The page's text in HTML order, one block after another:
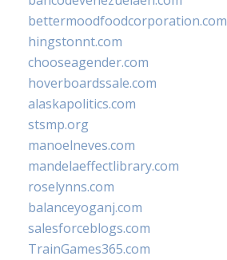
bettermoodfoodcorporation.com
hingstonnt.com
chooseagender.com
hoverboardssale.com
alaskapolitics.com
stsmp.org
manoelneves.com
mandelaeffectlibrary.com
roselynns.com
balanceyoganj.com
salesforceblogs.com
TrainGames365.com